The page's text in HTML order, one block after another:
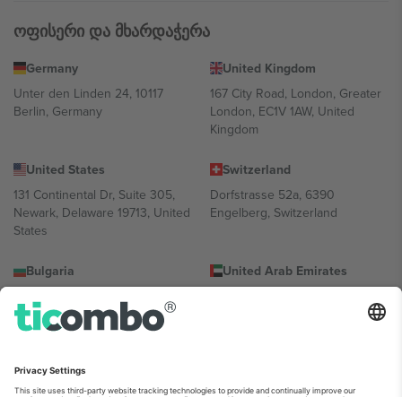
ოფისერი და მხარდაჭერა
Germany
Unter den Linden 24, 10117
Berlin, Germany
United Kingdom
167 City Road, London, Greater
London, EC1V 1AW, United
Kingdom
United States
131 Continental Dr, Suite 305,
Newark, Delaware 19713, United
States
Switzerland
Dorfstrasse 52a, 6390
Engelberg, Switzerland
Bulgaria
Totleben 53-55, 1606 Sofia,
Bulgaria
United Arab Emirates
Building A1, Office 302, Dubai,
Mexico